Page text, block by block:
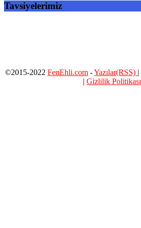
Tavsiyelerimiz
©2015-2022 FenEhli.com -Yazılar(RSS) |
| Gizlilik Politikası